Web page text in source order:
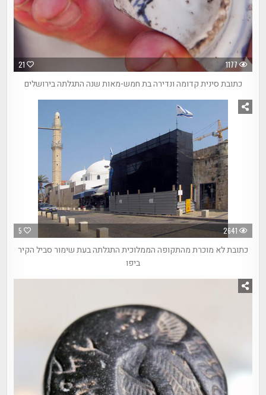
21 1177
כתובת סינית קדומה ונדירה בת חמש-מאות שנה התגלתה בירושלים
5 2641
כתובת לא מוכרת מהתקופה הממלוכית התגלתה בעת שימור סביל הקיר
ביפו